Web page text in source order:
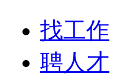
找工作
聘人才